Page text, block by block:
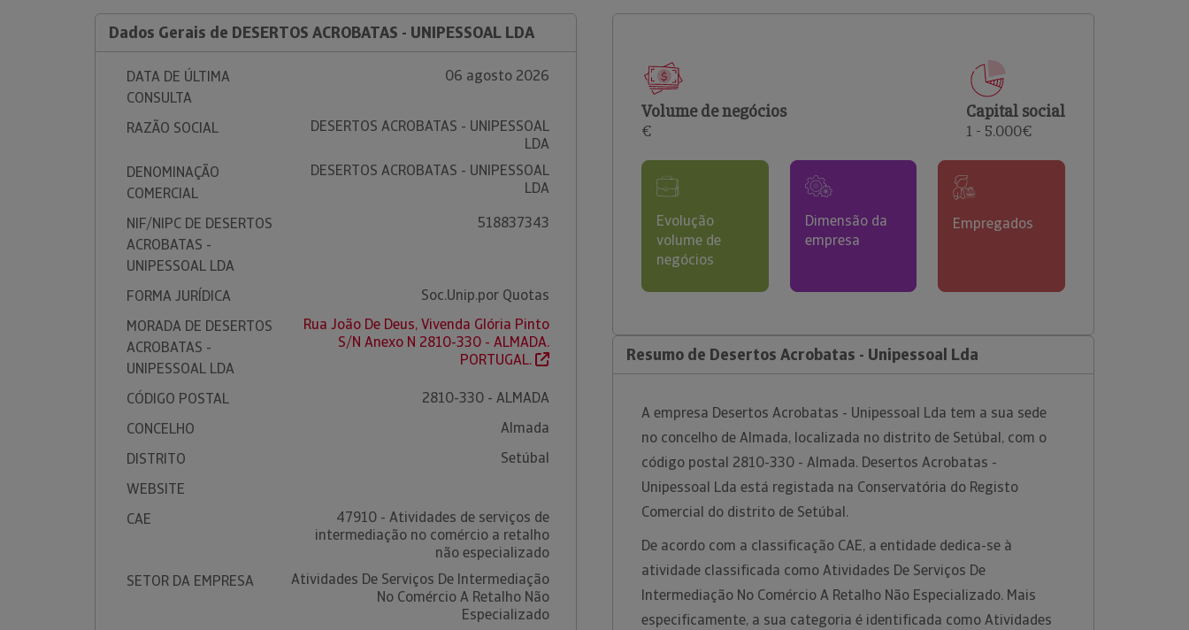
comerciais e analisar o risco de incumprimento dos
Dados Gerais de DESERTOS ACROBATAS - UNIPESSOAL LDA
DATA DE ÚLTIMA
CONSULTA
06 agosto 2026
RAZÃO SOCIAL
DESERTOS ACROBATAS - UNIPESSOAL
LDA
DENOMINAÇÃO
COMERCIAL
DESERTOS ACROBATAS - UNIPESSOAL
LDA
NIF/NIPC DE DESERTOS
ACROBATAS -
UNIPESSOAL LDA
518837343
FORMA JURÍDICA
Soc.Unip.por Quotas
MORADA DE DESERTOS
ACROBATAS -
UNIPESSOAL LDA
Rua João De Deus, Vivenda Glória Pinto
S/N Anexo N 2810-330 - ALMADA.
PORTUGAL.
CÓDIGO POSTAL
2810-330 - ALMADA
CONCELHO
Almada
DISTRITO
Setúbal
WEBSITE
CAE
47910 - Atividades de serviços de
intermediação no comércio a retalho
não especializado
SETOR DA EMPRESA
Atividades De Serviços De Intermediação
No Comércio A Retalho Não
Especializado
Volume de negócios
€
Capital social
1 - 5.000€
Evolução
volume de
negócios
Dimensão da
empresa
Empregados
Resumo de Desertos Acrobatas - Unipessoal Lda
A empresa Desertos Acrobatas - Unipessoal Lda tem a sua sede
no concelho de Almada, localizada no distrito de Setúbal, com o
código postal 2810-330 - Almada. Desertos Acrobatas -
Unipessoal Lda está registada na Conservatória do Registo
Comercial do distrito de Setúbal.
De acordo com a classificação CAE, a entidade dedica-se à
atividade classificada como Atividades De Serviços De
Intermediação No Comércio A Retalho Não Especializado. Mais
especificamente, a sua categoria é identificada como Atividades